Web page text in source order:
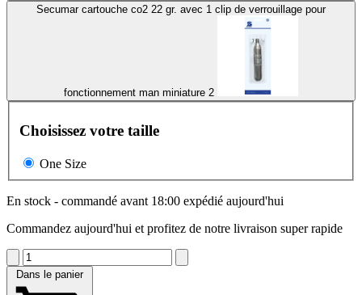
Secumar cartouche co2 22 gr. avec 1 clip de verrouillage pour
fonctionnement man miniature 2
Choisissez votre taille
One Size
En stock - commandé avant 18:00 expédié aujourd'hui
Commandez aujourd'hui et profitez de notre livraison super rapide
Dans le panier